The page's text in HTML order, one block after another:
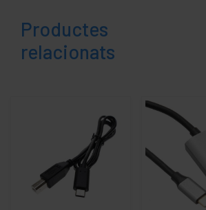
Productes
relacionats